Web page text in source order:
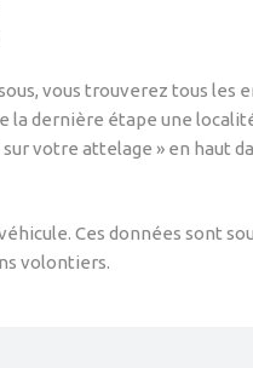
vous trouverez tous les
la dernière étape une
votre attelage » en haut
Ces données sont
volontiers.